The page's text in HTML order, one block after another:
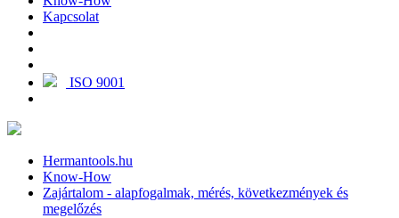
Kapcsolat
ISO 9001
Hermantools.hu
Know-How
Zajártalom - alapfogalmak, mérés, következmények és
megelőzés